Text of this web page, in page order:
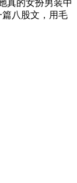
真的女扮男装中
八股文，用毛